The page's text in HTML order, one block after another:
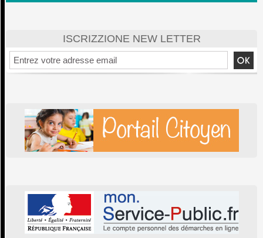
ISCRIZZIONE NEW LETTER